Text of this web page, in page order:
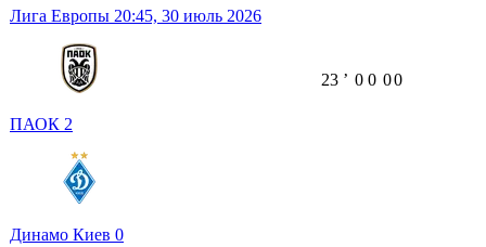
Лига Европы 20:45, 30 июль 2026
ПАОК 2
Динамо Киев 0
23 ʼ 0 0 00